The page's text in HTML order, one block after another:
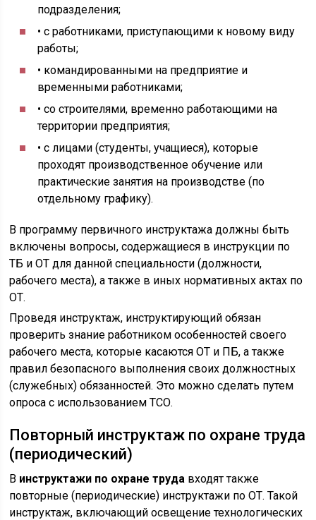
подразделения;
• с работниками, приступающими к новому виду
работы;
• командированными на предприятие и
временными работниками;
• со строителями, временно работающими на
территории предприятия;
• с лицами (студенты, учащиеся), которые
проходят производственное обучение или
практические занятия на производстве (по
отдельному графику).
В программу первичного инструктажа должны быть
включены вопросы, содержащиеся в инструкции по
ТБ и ОТ для данной специальности (должности,
рабочего места), а также в иных нормативных актах по
ОТ.
Проведя инструктаж, инструктирующий обязан
проверить знание работником особенностей своего
рабочего места, которые касаются ОТ и ПБ, а также
правил безопасного выполнения своих должностных
(служебных) обязанностей. Это можно сделать путем
опроса с использованием ТСО.
Повторный инструктаж по охране труда
(периодический)
В инструктажи по охране труда входят также
повторные (периодические) инструктажи по ОТ. Такой
инструктаж, включающий освещение технологических